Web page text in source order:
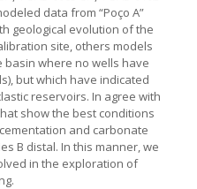
data from “Poço A”
geological evolution of the
site, others models
basin where no wells have
but which have indicated
reservoirs. In agree with
show the best conditions
and carbonate
B distal. In this manner, we
in the exploration of